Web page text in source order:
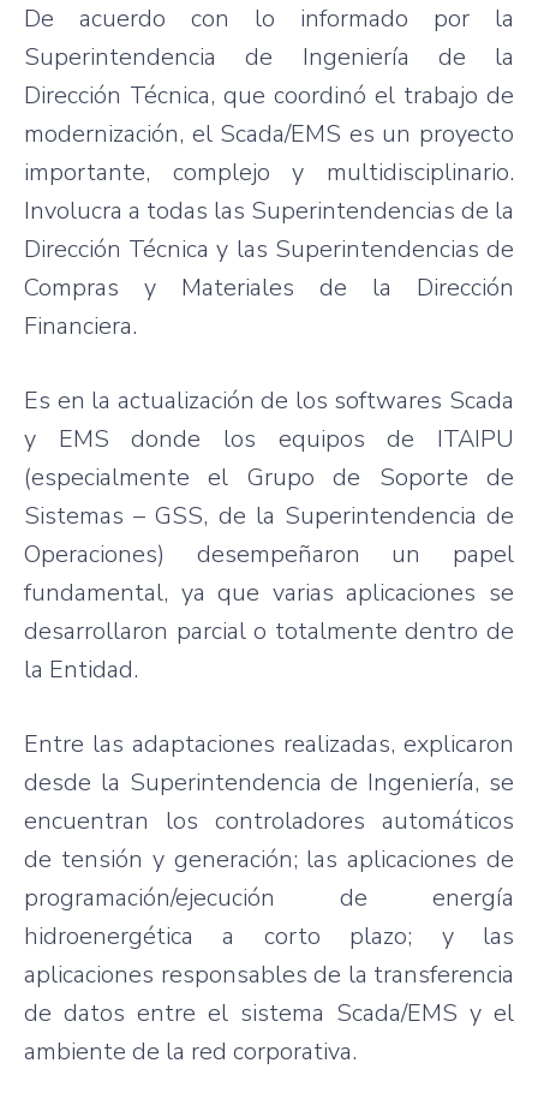
De acuerdo con lo informado por la
Superintendencia de Ingeniería de la
Dirección Técnica, que coordinó el trabajo de
modernización, el Scada/EMS es un proyecto
importante, complejo y multidisciplinario.
Involucra a todas las Superintendencias de la
Dirección Técnica y las Superintendencias de
Compras y Materiales de la Dirección
Financiera.
Es en la actualización de los softwares Scada
y EMS donde los equipos de ITAIPU
(especialmente el Grupo de Soporte de
Sistemas – GSS, de la Superintendencia de
Operaciones) desempeñaron un papel
fundamental, ya que varias aplicaciones se
desarrollaron parcial o totalmente dentro de
la Entidad.
Entre las adaptaciones realizadas, explicaron
desde la Superintendencia de Ingeniería, se
encuentran los controladores automáticos
de tensión y generación; las aplicaciones de
programación/ejecución de energía
hidroenergética a corto plazo; y las
aplicaciones responsables de la transferencia
de datos entre el sistema Scada/EMS y el
ambiente de la red corporativa.